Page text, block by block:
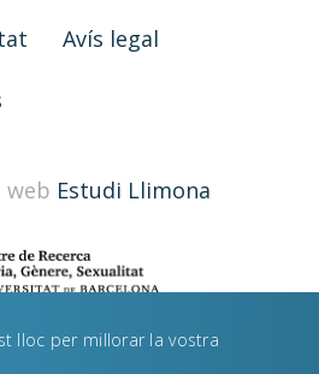
Avís legal
web Estudi Llimona
lloc per millorar la vostra